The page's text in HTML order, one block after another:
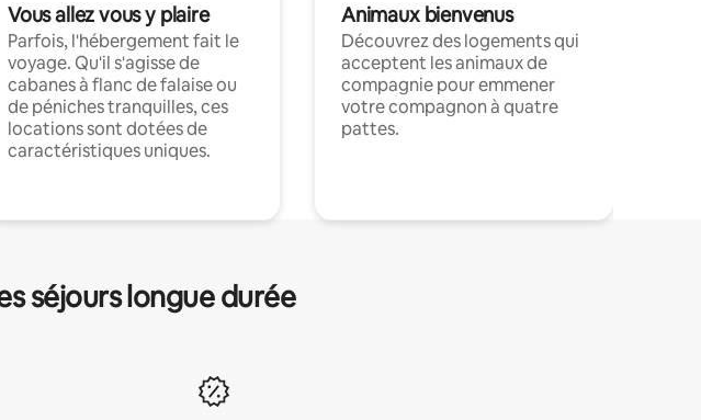
Vous allez vous y plaire
Parfois, l'hébergement fait le
voyage. Qu'il s'agisse de
cabanes à flanc de falaise ou
de péniches tranquilles, ces
locations sont dotées de
caractéristiques uniques.
Animaux bienvenus
Découvrez des logements qui
acceptent les animaux de
compagnie pour emmener
votre compagnon à quatre
pattes.
séjours longue durée